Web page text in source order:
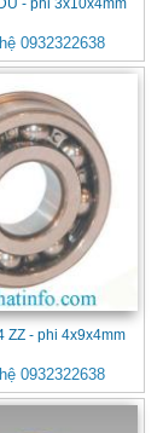
- phi 3x10x4mm
0932322638
ZZ - phi 4x9x4mm
hệ 0932322638